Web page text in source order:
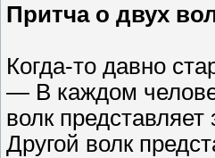
Притча о двух
Когда-то давно
— В каждом
волк
Другой волк